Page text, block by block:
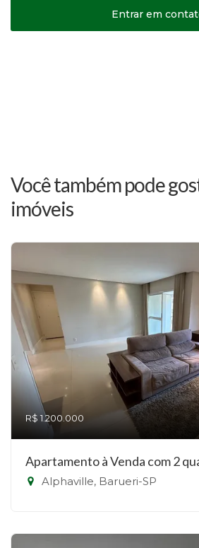
Entrar em
Você também pode
imóveis
R$ 1.200.000
Apartamento à Venda com 2
Alphaville, Barueri-SP